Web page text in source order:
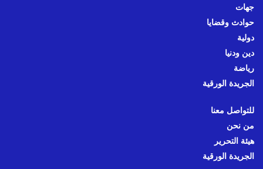
جهات
حوادث وقضايا
دولية
دين ودنيا
رياضة
الجريدة الورقية
للتواصل معنا
من نحن
هيئة التحرير
الجريدة الورقية